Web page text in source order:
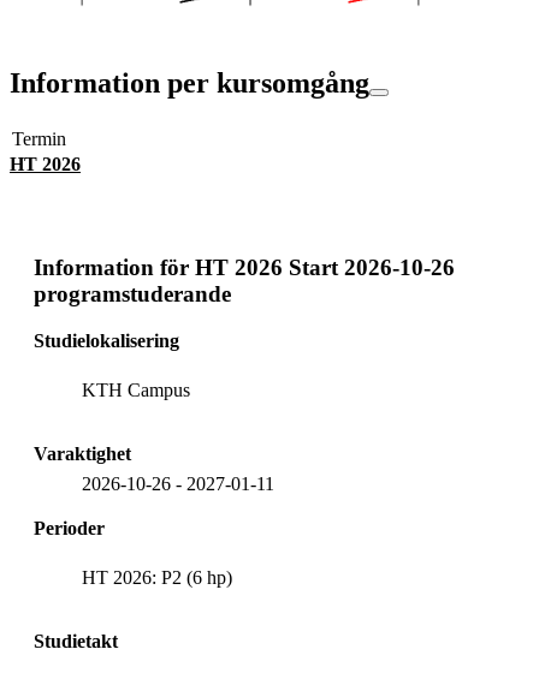
Information per kursomgång
Termin
HT 2026
Information för HT 2026 Start 2026-10-26
programstuderande
Studielokalisering
KTH Campus
Varaktighet
2026-10-26 - 2027-01-11
Perioder
HT 2026: P2 (6 hp)
Studietakt